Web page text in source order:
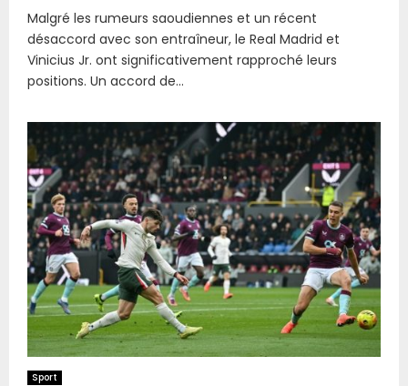
Malgré les rumeurs saoudiennes et un récent
désaccord avec son entraîneur, le Real Madrid et
Vinicius Jr. ont significativement rapproché leurs
positions. Un accord de...
Sport